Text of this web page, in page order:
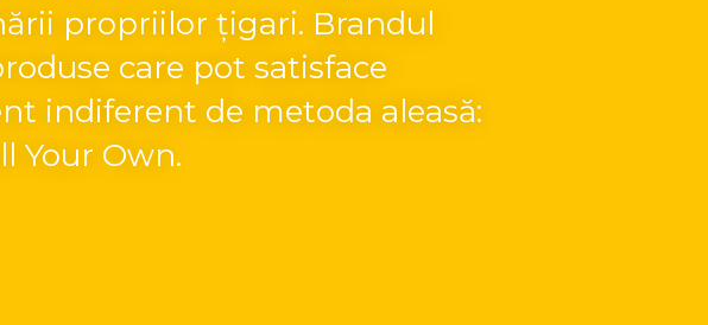
propriilor țigari. Brandul
care pot satisface
indiferent de metoda aleasă:
Your Own.